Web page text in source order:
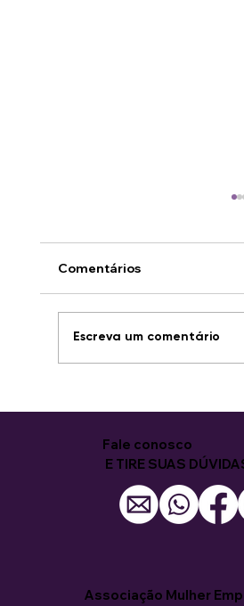
oportunidades
Comentários
Escreva um comentário
Fale conosco
E TIRE SUAS
Associação Mulher